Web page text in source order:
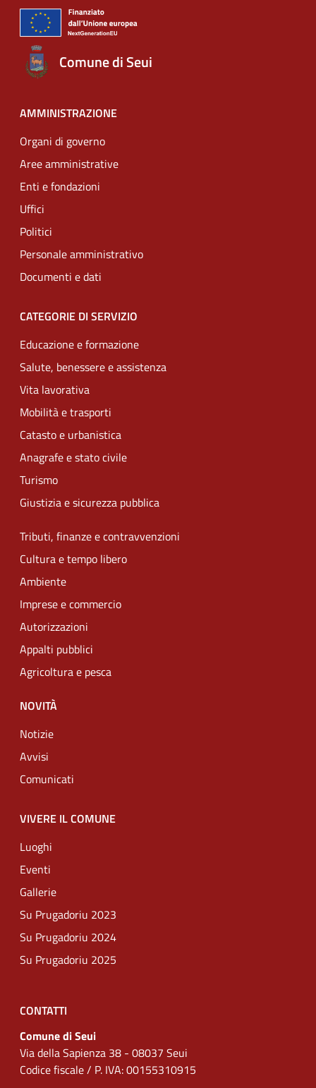
Comune di Seui
AMMINISTRAZIONE
Organi di governo
Aree amministrative
Enti e fondazioni
Uffici
Politici
Personale amministrativo
Documenti e dati
CATEGORIE DI SERVIZIO
Educazione e formazione
Salute, benessere e assistenza
Vita lavorativa
Mobilità e trasporti
Catasto e urbanistica
Anagrafe e stato civile
Turismo
Giustizia e sicurezza pubblica
Tributi, finanze e contravvenzioni
Cultura e tempo libero
Ambiente
Imprese e commercio
Autorizzazioni
Appalti pubblici
Agricoltura e pesca
NOVITÀ
Notizie
Avvisi
Comunicati
VIVERE IL COMUNE
Luoghi
Eventi
Gallerie
Su Prugadoriu 2023
Su Prugadoriu 2024
Su Prugadoriu 2025
CONTATTI
Comune di Seui
Via della Sapienza 38 - 08037 Seui
Codice fiscale / P. IVA: 00155310915